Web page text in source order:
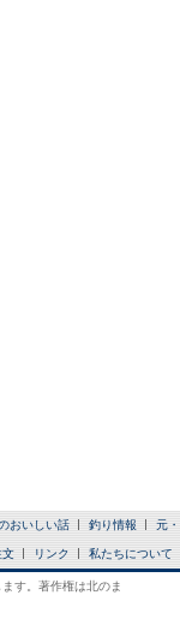
おいしい話 釣り情報 元
文 リンク 私たちについて
す。著作権は北のま